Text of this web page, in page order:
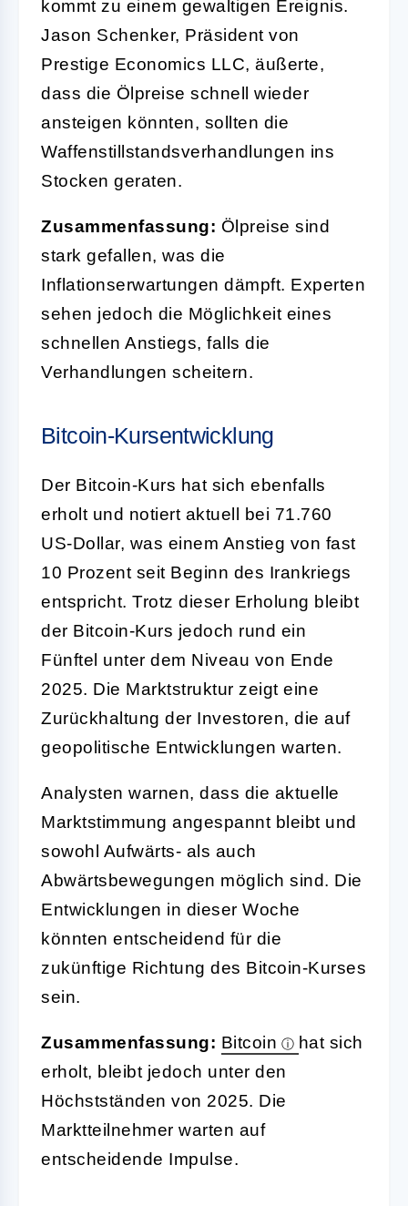
kommt zu einem gewaltigen Ereignis.
Jason Schenker, Präsident von
Prestige Economics LLC, äußerte,
dass die Ölpreise schnell wieder
ansteigen könnten, sollten die
Waffenstillstandsverhandlungen ins
Stocken geraten.
Zusammenfassung: Ölpreise sind
stark gefallen, was die
Inflationserwartungen dämpft. Experten
sehen jedoch die Möglichkeit eines
schnellen Anstiegs, falls die
Verhandlungen scheitern.
Bitcoin-Kursentwicklung
Der Bitcoin-Kurs hat sich ebenfalls
erholt und notiert aktuell bei 71.760
US-Dollar, was einem Anstieg von fast
10 Prozent seit Beginn des Irankriegs
entspricht. Trotz dieser Erholung bleibt
der Bitcoin-Kurs jedoch rund ein
Fünftel unter dem Niveau von Ende
2025. Die Marktstruktur zeigt eine
Zurückhaltung der Investoren, die auf
geopolitische Entwicklungen warten.
Analysten warnen, dass die aktuelle
Marktstimmung angespannt bleibt und
sowohl Aufwärts- als auch
Abwärtsbewegungen möglich sind. Die
Entwicklungen in dieser Woche
könnten entscheidend für die
zukünftige Richtung des Bitcoin-Kurses
sein.
Zusammenfassung: Bitcoin
hat sich
erholt, bleibt jedoch unter den
Höchstständen von 2025. Die
Marktteilnehmer warten auf
entscheidende Impulse.